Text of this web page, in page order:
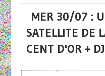
MER 30/07 :
SATELLITE DE
CENT D'OR +